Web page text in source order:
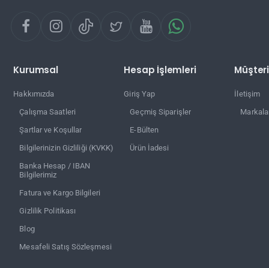
Kurumsal
Hakkımızda
Çalışma Saatleri
Şartlar ve Koşullar
Bilgilerinizin Gizliliği (KVKK)
Banka Hesap / IBAN
Bilgilerimiz
Fatura ve Kargo Bilgileri
Gizlilik Politikası
Blog
Mesafeli Satış Sözleşmesi
Hesap İşlemleri
Giriş Yap
Geçmiş Siparişler
E-Bülten
Ürün İadesi
İletişim